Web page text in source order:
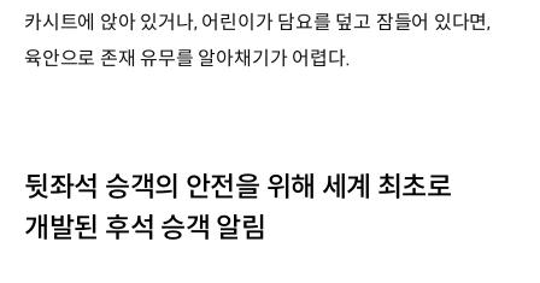
카시트에 앉아 있거나, 어린이가 담요를 덮고 잠들어 있다면,
육안으로 존재 유무를 알아채기가 어렵다.
뒷좌석 승객의 안전을 위해 세계 최초로
개발된 후석 승객 알림